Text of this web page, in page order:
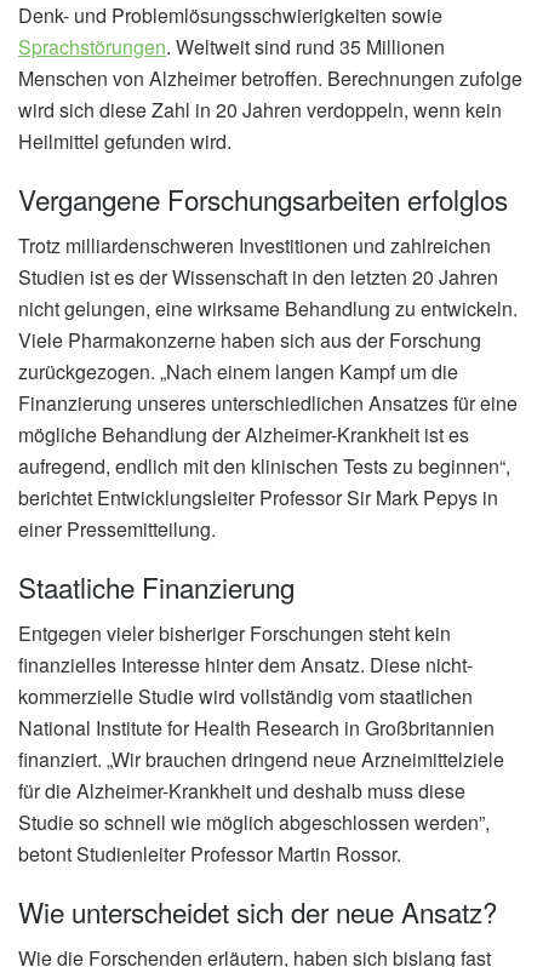
Denk- und Problemlösungsschwierigkeiten sowie
Sprachstörungen. Weltweit sind rund 35 Millionen
Menschen von Alzheimer betroffen. Berechnungen zufolge
wird sich diese Zahl in 20 Jahren verdoppeln, wenn kein
Heilmittel gefunden wird.
Vergangene Forschungsarbeiten erfolglos
Trotz milliardenschweren Investitionen und zahlreichen
Studien ist es der Wissenschaft in den letzten 20 Jahren
nicht gelungen, eine wirksame Behandlung zu entwickeln.
Viele Pharmakonzerne haben sich aus der Forschung
zurückgezogen. „Nach einem langen Kampf um die
Finanzierung unseres unterschiedlichen Ansatzes für eine
mögliche Behandlung der Alzheimer-Krankheit ist es
aufregend, endlich mit den klinischen Tests zu beginnen“,
berichtet Entwicklungsleiter Professor Sir Mark Pepys in
einer Pressemitteilung.
Staatliche Finanzierung
Entgegen vieler bisheriger Forschungen steht kein
finanzielles Interesse hinter dem Ansatz. Diese nicht-
kommerzielle Studie wird vollständig vom staatlichen
National Institute for Health Research in Großbritannien
finanziert. „Wir brauchen dringend neue Arzneimittelziele
für die Alzheimer-Krankheit und deshalb muss diese
Studie so schnell wie möglich abgeschlossen werden”,
betont Studienleiter Professor Martin Rossor.
Wie unterscheidet sich der neue Ansatz?
Wie die Forschenden erläutern, haben sich bislang fast